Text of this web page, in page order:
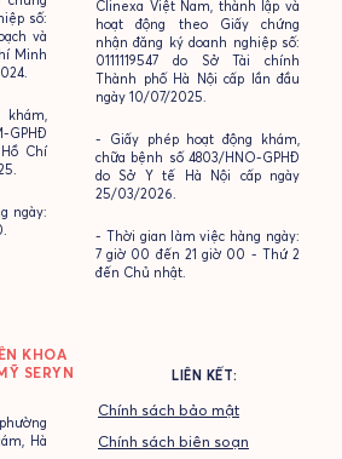
số:
và
Minh
khám,
GPHĐ
Chí
ngày:
Clinexa Việt Nam, thành lập và
hoạt động theo Giấy chứng
nhận đăng ký doanh nghiệp số:
0111119547 do Sở Tài chính
Thành phố Hà Nội cấp lần đầu
ngày 10/07/2025.
- Giấy phép hoạt động khám,
chữa bệnh số 4803/HNO-GPHĐ
do Sở Y tế Hà Nội cấp ngày
25/03/2026.
- Thời gian làm việc hàng ngày:
7 giờ 00 đến 21 giờ 00 - Thứ 2
đến Chủ nhật.
KHOA
SERYN
Hà
LIÊN KẾT:
Chính sách bảo mật
Chính sách biên soạn